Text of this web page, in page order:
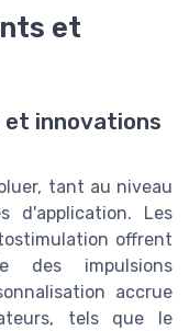
et
et innovations
tant au niveau
d'application. Les
offrent
des impulsions
accrue
tels que le